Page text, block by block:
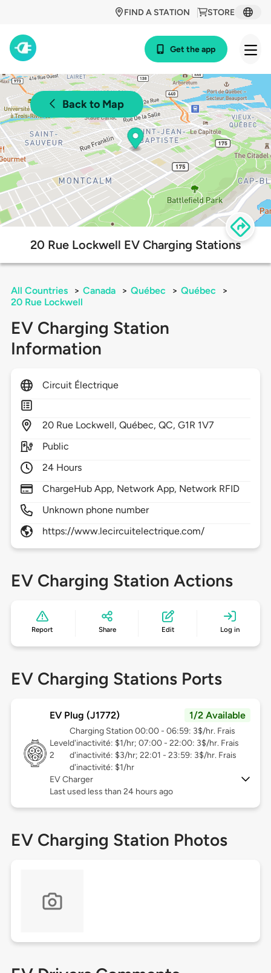
STORE
FIND A STATION
Get the app
Back to Map
20 Rue Lockwell EV Charging Stations
All Countries > Canada > Québec > Québec
>
20 Rue Lockwell
EV Charging Station
Information
Circuit Électrique
20 Rue Lockwell,Québec,QC,G1R 1V7
Public
24 Hours
ChargeHub App, Network App, Network RFID
Unknown phone number
https://www.lecircuitelectrique.com/
EV Charging Station Actions
Report Share Edit Log in
EV Charging Stations Ports
EV Plug (J1772) 1/2 Available
Level
2
Charging Station 00:00 - 06:59: 3$/hr. Frais
d'inactivité: $1/hr; 07:00 - 22:00: 3$/hr. Frais
d'inactivité: $3/hr; 22:01 - 23:59: 3$/hr. Frais
d'inactivité: $1/hr
EV Charger
Last used less than 24 hours ago
EV Charging Station Photos